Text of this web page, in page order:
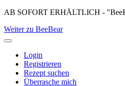
Skip
content
(Press
AB SOFORT ERHÄLTLICH -
Weiter zu BeeBear
Login
Registrieren
Rezept suchen
Überrasche mich